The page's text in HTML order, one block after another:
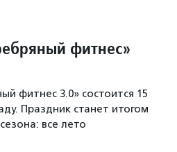
фитнес»
фитнес 3.0» состоится 15
Праздник станет итогом
все лето